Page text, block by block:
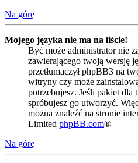
Na górę
Mojego języka nie ma na liście!
Być może administrator nie
zawierającego twoją wersję
przetłumaczył phpBB3 na
witryny czy może
potrzebujesz. Jeśli pakiet
spróbujesz go utworzyć.
można znaleźć na stronie
Limited phpBB.com®
Na górę